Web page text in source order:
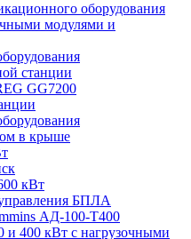
оборудования
модулями и
станции
GG7200
в крыше
кВт
БПЛА
АД-100-Т400
и 400 кВт с нагрузочными